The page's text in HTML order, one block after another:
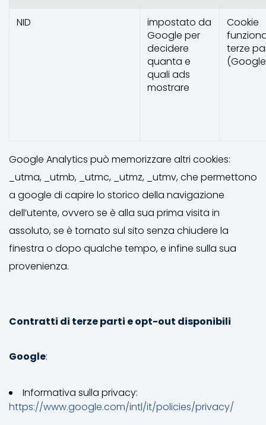
NID
impostato da
Google per
decidere
quanta e
quali ads
mostrare
Cookie
terze
Google Analytics può memorizzare altri cookies:
_utma, _utmb, _utmc, _utmz, _utmv, che permettono
a google di capire lo storico della navigazione
dell’utente, ovvero se è alla sua prima visita in
assoluto, se è tornato sul sito senza chiudere la
finestra o dopo qualche tempo, e infine sulla sua
provenienza.
Contratti di terze parti e opt-out disponibili
Google:
Informativa sulla privacy:
https://www.google.com/intl/it/policies/privacy/